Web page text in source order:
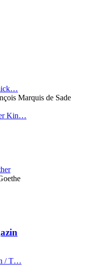
Marquis de Sade
Kin…
/ T…